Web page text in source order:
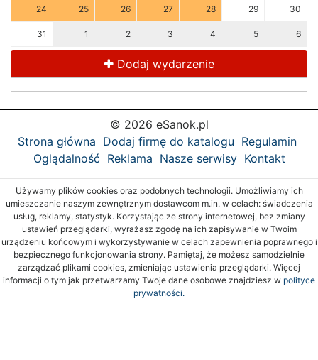
24 25 26 27 28 29 30
31 1 2 3 4 5 6
Dodaj wydarzenie
© 2026 eSanok.pl
Strona główna Dodaj firmę do katalogu Regulamin
Oglądalność Reklama Nasze serwisy Kontakt
Używamy plików cookies oraz podobnych technologii. Umożliwiamy ich
umieszczanie naszym zewnętrznym dostawcom m.in. w celach: świadczenia
usług, reklamy, statystyk. Korzystając ze strony internetowej, bez zmiany
ustawień przeglądarki, wyrażasz zgodę na ich zapisywanie w Twoim
urządzeniu końcowym i wykorzystywanie w celach zapewnienia poprawnego i
bezpiecznego funkcjonowania strony. Pamiętaj, że możesz samodzielnie
zarządzać plikami cookies, zmieniając ustawienia przeglądarki. Więcej
informacji o tym jak przetwarzamy Twoje dane osobowe znajdziesz w polityce
prywatności.